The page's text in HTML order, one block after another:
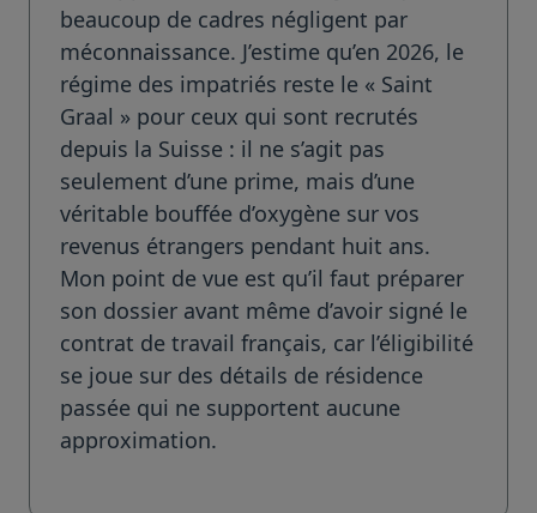
beaucoup de cadres négligent par
méconnaissance. J’estime qu’en 2026, le
régime des impatriés reste le « Saint
Graal » pour ceux qui sont recrutés
depuis la Suisse : il ne s’agit pas
seulement d’une prime, mais d’une
véritable bouffée d’oxygène sur vos
revenus étrangers pendant huit ans.
Mon point de vue est qu’il faut préparer
son dossier avant même d’avoir signé le
contrat de travail français, car l’éligibilité
se joue sur des détails de résidence
passée qui ne supportent aucune
approximation.